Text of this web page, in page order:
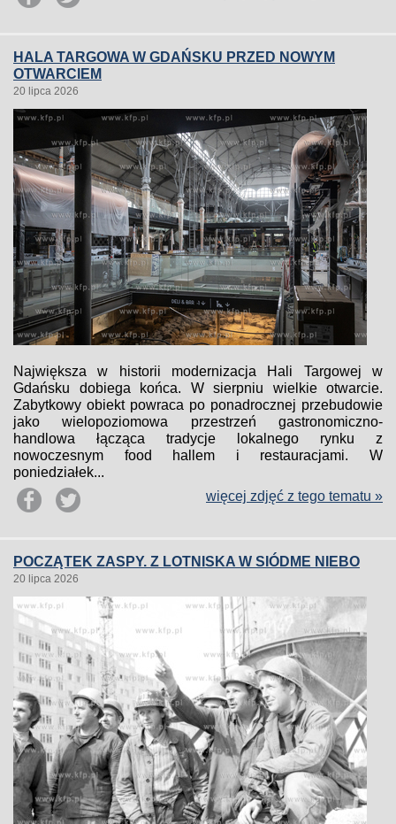
HALA TARGOWA W GDAŃSKU PRZED NOWYM
OTWARCIEM
20 lipca 2026
Największa w historii modernizacja Hali Targowej w
Gdańsku dobiega końca. W sierpniu wielkie otwarcie.
Zabytkowy obiekt powraca po ponadrocznej przebudowie
jako wielopoziomowa przestrzeń gastronomiczno-
handlowa łącząca tradycje lokalnego rynku z
nowoczesnym food hallem i restauracjami. W
poniedziałek...
więcej zdjęć z tego tematu »
POCZĄTEK ZASPY. Z LOTNISKA W SIÓDME NIEBO
20 lipca 2026